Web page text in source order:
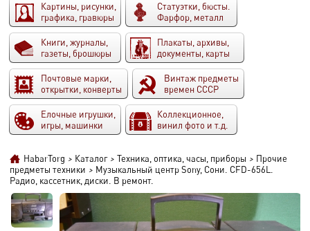
Картины, рисунки,
графика, гравюры
Статуэтки, бюсты.
Фарфор, металл
Книги, журналы,
газеты, брошюры
Плакаты, архивы,
документы, карты
Почтовые марки,
открытки, конверты
Винтаж предметы
времен СССР
Елочные игрушки,
игры, машинки
Коллекционное,
винил фото и т.д.
HabarTorg > Каталог > Техника, оптика, часы, приборы > Прочие
предметы техники > Музыкальный центр Sony, Сони. CFD-656L.
Радио, кассетник, диски. В ремонт.